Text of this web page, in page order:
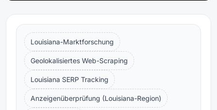
Louisiana-Marktforschung
Geolokalisiertes Web-Scraping
Louisiana SERP Tracking
Anzeigenüberprüfung (Louisiana-Region)